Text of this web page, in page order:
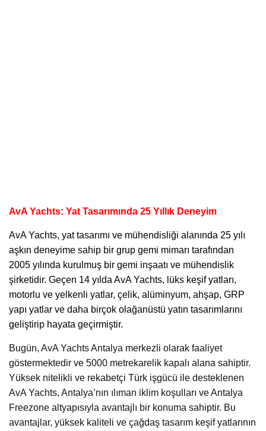
AvA Yachts: Yat Tasarımında 25 Yıllık Deneyim
AvA Yachts, yat tasarımı ve mühendisliği alanında 25 yılı
aşkın deneyime sahip bir grup gemi mimarı tarafından
2005 yılında kurulmuş bir gemi inşaatı ve mühendislik
şirketidir. Geçen 14 yılda AvA Yachts, lüks keşif yatları,
motorlu ve yelkenli yatlar, çelik, alüminyum, ahşap, GRP
yapı yatlar ve daha birçok olağanüstü yatın tasarımlarını
geliştirip hayata geçirmiştir.
Bugün, AvA Yachts Antalya merkezli olarak faaliyet
göstermektedir ve 5000 metrekarelik kapalı alana sahiptir.
Yüksek nitelikli ve rekabetçi Türk işgücü ile desteklenen
AvA Yachts, Antalya’nın ılıman iklim koşulları ve Antalya
Freezone altyapısıyla avantajlı bir konuma sahiptir. Bu
avantajlar, yüksek kaliteli ve çağdaş tasarım keşif yatlarının